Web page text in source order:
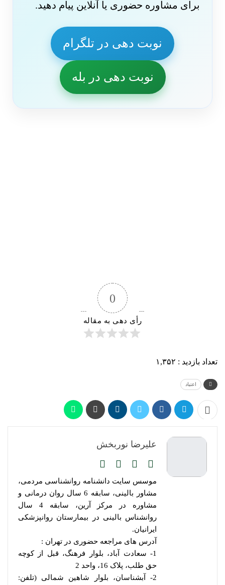
برای مشاوره حضوری یا آنلاین پیام دهید.
نوبت دهی در تلگرام
نوبت دهی در بله
0
رأی دهی به مقاله
تعداد بازدید : ۱,۳۵۲
اعتیاد
علیرضا نوربخش
موسس سایت دانشنامه روانشناسی مردمی،
مشاور بالینی، سابقه 6 سال روان درمانی و
مشاوره در مرکز آرین، سابقه 4 سال
روانشناس بالینی در بیمارستان روانپزشکی
ایرانیان.
آدرس های مراجعه حضوری در تهران :
1- سعادت آباد، بلوار فرهنگ، قبل از کوچه
حق طلب، پلاک 16، واحد 2
2- آبشناسان، بلوار شاهین شمالی (تلفن: